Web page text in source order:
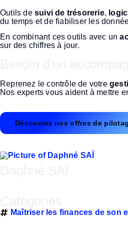
Outils de suivi de trésorerie,
du temps et de fiabiliser les
En combinant ces outils avec un
sur des chiffres à jour.
Reprenez le contrôle de votre
Nos experts vous aident à mettre
Découvrez nos offres de
Maîtriser les finances de son